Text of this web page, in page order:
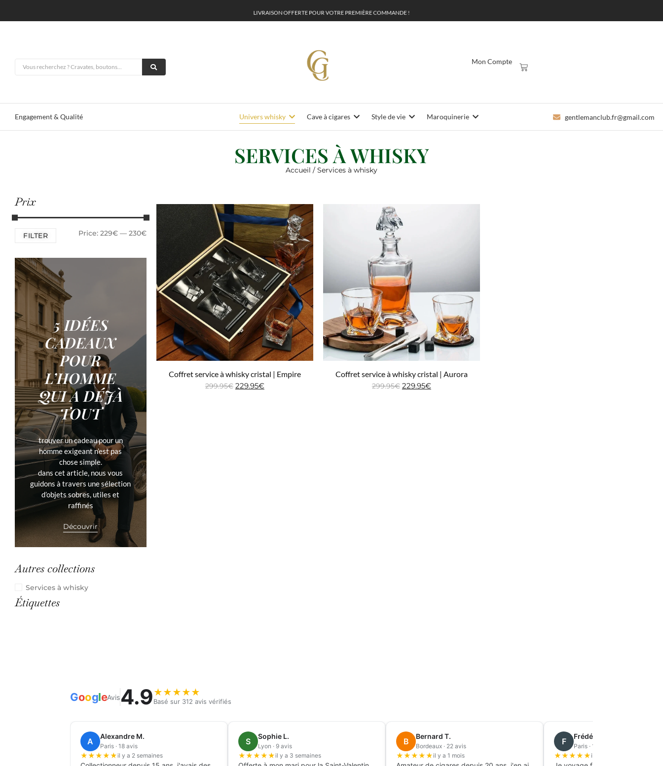
VRAISONOFFERTE OUR VOTRE PREMIÈRECOMMANDE
Mon Compte
Engagement & Qualité Univers whisky Cave à cigares Style de vie Maroquinerie gentlemanclub.fr@gmail.com
SERVICES À WHISKY
Accueil / Services à whisky
Prix
FILTER Price: 229€— 230€
5 IDÉES
CADEAUX
POUR
L’HOMME
QUI A DÉJÀ
TOUT
trouver un cadeau pour un
homme exigeant n’est pas
chose simple.
dans cet article, nous vous
guidons à travers une sélection
d’objets sobres, utiles et
raffinés
Découvrir
Autres collections
Services à whisky
Étiquettes
Coffret service à whisky cristal | Empire
299.95€ 229.95€
Coffret service à whisky cristal | Aurora
299.95€ 229.95€
GoogleAvis4.9★★★★★
Basé sur 312 avis vérifiés
Frédéric B.
Paris · 11 avis
★★il y a 1 mois
Henri D.
Nice · 35 avis
★★il y a 2 mois
Philippe M.
Cannes · 7 avis
★★il y a 2 mois
Mathieu R.
Rennes · 14 avis
★★il y a 2 mois